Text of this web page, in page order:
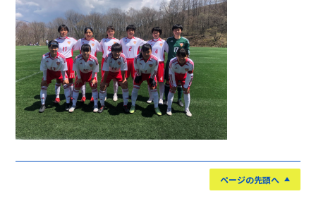
ページの先頭へ